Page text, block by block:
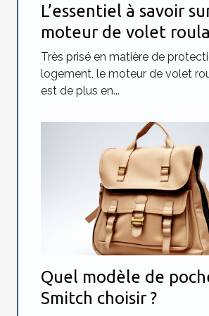
L’essentiel à savoir
moteur de volet
somfy
Très prisé en matière de
logement, le moteur de volet
est de plus en...
Quel modèle de
Smitch choisir ?